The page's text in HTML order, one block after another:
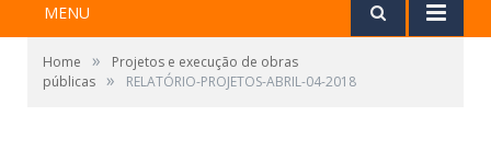
MENU
Home »
Projetos e execução de obras
públicas » RELATÓRIO-PROJETOS-ABRIL-04-2018